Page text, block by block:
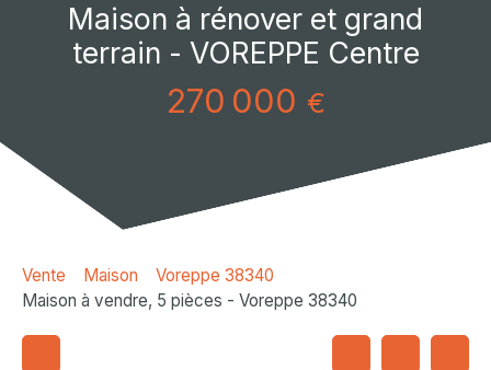
Maison à rénover et grand
terrain - VOREPPE Centre
270 000 €
Vente Maison
Voreppe 38340
Maison à vendre, 5 pièces - Voreppe 38340